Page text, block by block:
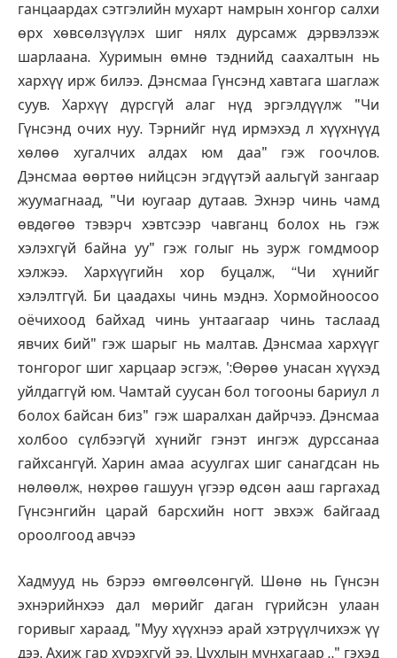
ганцаардах сэтгэлийн мухарт намрын хонгор салхи
өрх хөвсөлзүүлэх шиг нялх дурсамж дэрвэлзэж
шарлаана. Хуримын өмнө тэднийд саахалтын нь
хархүү ирж билээ. Дэнсмаа Гүнсэнд хавтага шаглаж
суув. Хархүү дүрсгүй алаг нүд эргэлдүүлж "Чи
Гүнсэнд очих нуу. Тэрнийг нүд ирмэхэд л хүүхнүүд
хөлөө хугалчих алдах юм даа" гэж гоочлов.
Дэнсмаа өөртөө нийцсэн эгдүүтэй аальгүй зангаар
жуумагнаад, "Чи юугаар дутаав. Эхнэр чинь чамд
өвдөгөө тэвэрч хэвтсээр чавганц болох нь гэж
хэлэхгүй байна уу" гэж голыг нь зурж гомдмоор
хэлжээ. Хархүүгийн хор буцалж, “Чи хүнийг
хэлэлтгүй. Би цаадахы чинь мэднэ. Хормойноосоо
оёчихоод байхад чинь унтаагаар чинь таслаад
явчих бий" гэж шарыг нь малтав. Дэнсмаа хархүүг
тонгорог шиг харцаар эсгэж, ':Өөрөө унасан хүүхэд
уйлдаггүй юм. Чамтай суусан бол тогооны бариул л
болох байсан биз" гэж шаралхан дайрчээ. Дэнсмаа
холбоо сүлбээгүй хүнийг гэнэт ингэж дурссанаа
гайхсангүй. Харин амаа асуулгах шиг санагдсан нь
нөлөөлж, нөхрөө гашуун үгээр өдсөн ааш гаргахад
Гүнсэнгийн царай барсхийн ногт эвхэж байгаад
ороолгоод авчээ
Хадмууд нь бэрээ өмгөөлсөнгүй. Шөнө нь Гүнсэн
эхнэрийнхээ дал мөрийг даган гүрийсэн улаан
горивыг хараад, "Муу хүүхнээ арай хэтрүүлчихэж үү
дээ. Ахиж гар хүрэхгүй ээ. Цухлын мунхагаар .." гэхэд